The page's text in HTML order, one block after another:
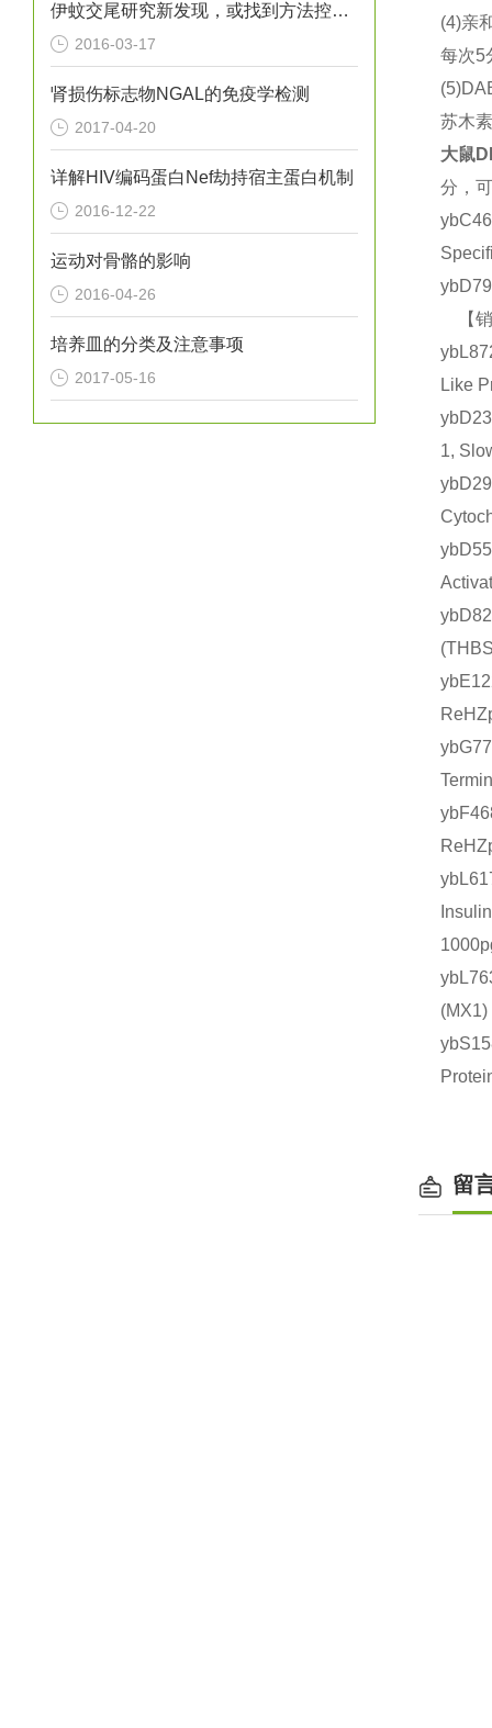
伊蚊交尾研究新发现，或找到方法控制寨卡病毒
2016-03-17
肾损伤标志物NGAL的免疫学检测
2017-04-20
详解HIV编码蛋白Nef劫持宿主蛋白机制
2016-12-22
运动对骨骼的影响
2016-04-26
培养皿的分类及注意事项
2017-05-16
(4)亲
每次5
苏木
大鼠
分，
【销
Like
1,
留